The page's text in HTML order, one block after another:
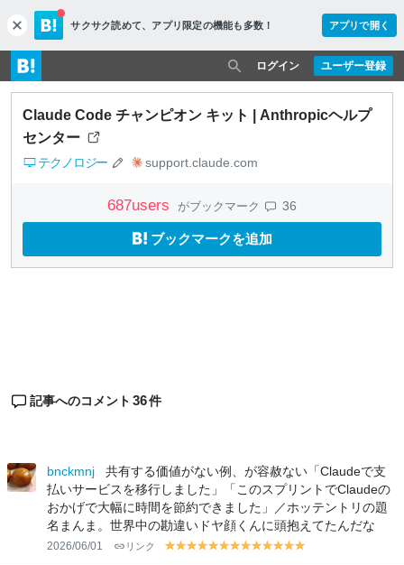
c
l
o
s
e
サクサク読めて、 アプリ限定の機能も多数！ アプリで開く
ユーザー登録
ログイン
Claude Code チャンピオン キット | Anthropicヘルプ
センター
テクノロジー support.claude.com
687users がブックマーク 36
ブックマークを追加
記事へのコメント 36件
bnckmnj
共有する価値がない例、が容赦ない「Claudeで支
払いサービスを移行しました」「このスプリントでClaudeの
おかげで大幅に時間を節約できました」／ホッテントリの題
名まんま。世界中の勘違いドヤ顔くんに頭抱えてたんだな
2026/06/01 リンク
y y y y y y y y y y y y